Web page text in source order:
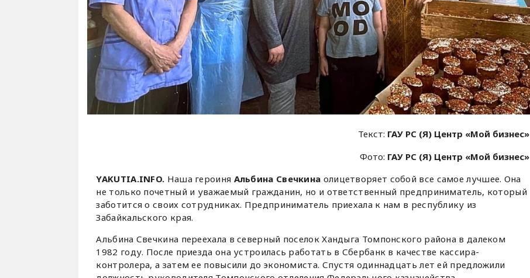
Текст: ГАУ РС (Я) Центр «Мой бизнес»
Фото: ГАУ РС (Я) Центр «Мой бизнес»
YAKUTIA.INFO. Наша героиня Альбина Свечкина олицетворяет собой все самое лучшее. Она
не только почетный и уважаемый гражданин, но и ответственный предприниматель, который
заботится о своих сотрудниках. Предприниматель приехала к нам в республику из
Забайкальского края.
Альбина Свечкина переехала в северный поселок Хандыга Томпонского района в далеком
1982 году. После приезда она устроилась работать в Сбербанк в качестве кассира-
контролера, а затем ее повысили до экономиста. Спустя одиннадцать лет ей предложили